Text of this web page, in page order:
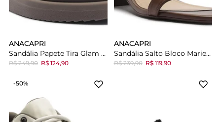
ANACAPRI
Sandália Papete Tira Glam Prateada
R$ 249,90 R$ 124,90
ANACAPRI
Sandália Salto Bloco Marie Marrom
R$ 239,90 R$ 119,90
-50%